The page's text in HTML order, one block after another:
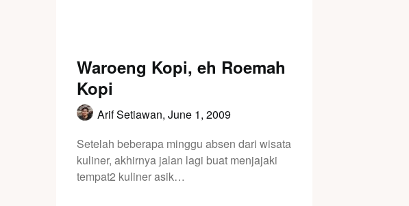
Waroeng Kopi, eh Roemah
Kopi
Arif Setiawan, June 1, 2009
Setelah beberapa minggu absen dari wisata
kuliner, akhirnya jalan lagi buat menjajaki
tempat2 kuliner asik…